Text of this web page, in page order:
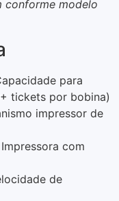
conforme modelo
para
tickets por bobina)
impressor de
Impressora com
de